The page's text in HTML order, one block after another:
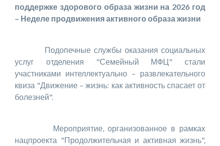
поддержке здорового образа жизни на 2026 год
– Неделе продвижения активного образа жизни
Подопечные службы оказания социальных
услуг отделения "Семейный МФЦ" стали
участниками интеллектуально – развлекательного
квиза "Движение – жизнь: как активность спасает от
болезней".
Мероприятие, организованное в рамках
нацпроекта "Продолжительная и активная жизнь",